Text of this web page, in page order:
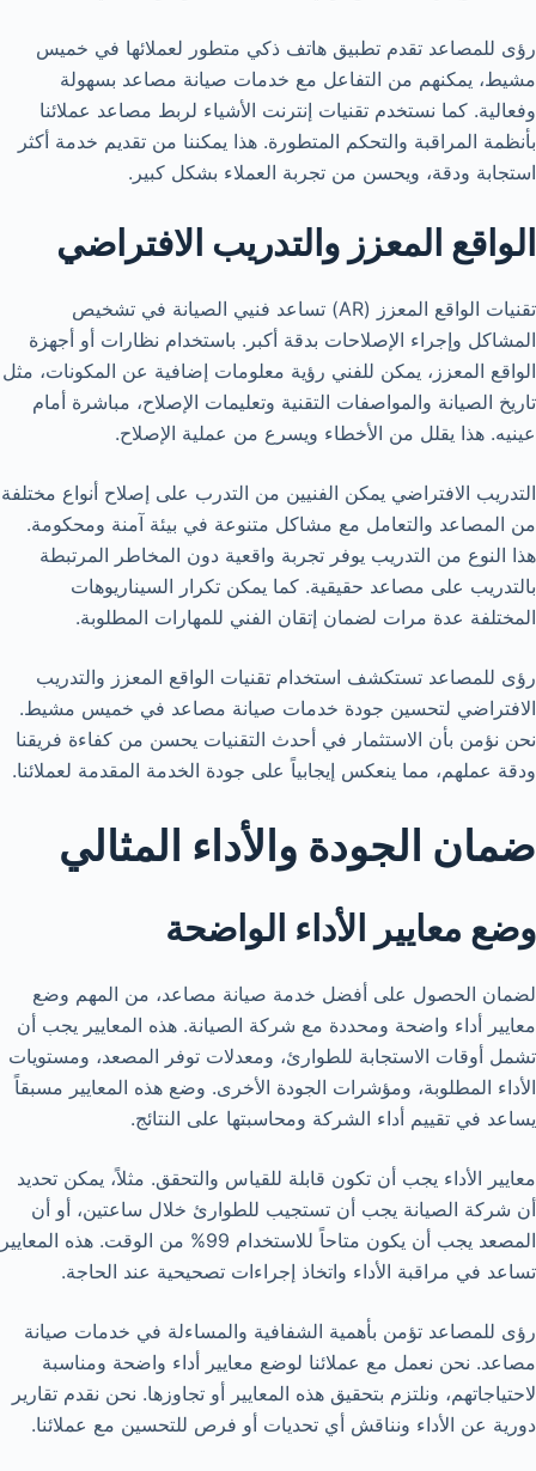
رؤى للمصاعد تقدم تطبيق هاتف ذكي متطور لعملائها في خميس
مشيط، يمكنهم من التفاعل مع خدمات صيانة مصاعد بسهولة
وفعالية. كما نستخدم تقنيات إنترنت الأشياء لربط مصاعد عملائنا
بأنظمة المراقبة والتحكم المتطورة. هذا يمكننا من تقديم خدمة أكثر
استجابة ودقة، ويحسن من تجربة العملاء بشكل كبير.
الواقع المعزز والتدريب الافتراضي
تقنيات الواقع المعزز (AR) تساعد فنيي الصيانة في تشخيص
المشاكل وإجراء الإصلاحات بدقة أكبر. باستخدام نظارات أو أجهزة
الواقع المعزز، يمكن للفني رؤية معلومات إضافية عن المكونات، مثل
تاريخ الصيانة والمواصفات التقنية وتعليمات الإصلاح، مباشرة أمام
عينيه. هذا يقلل من الأخطاء ويسرع من عملية الإصلاح.
التدريب الافتراضي يمكن الفنيين من التدرب على إصلاح أنواع مختلفة
من المصاعد والتعامل مع مشاكل متنوعة في بيئة آمنة ومحكومة.
هذا النوع من التدريب يوفر تجربة واقعية دون المخاطر المرتبطة
بالتدريب على مصاعد حقيقية. كما يمكن تكرار السيناريوهات
المختلفة عدة مرات لضمان إتقان الفني للمهارات المطلوبة.
رؤى للمصاعد تستكشف استخدام تقنيات الواقع المعزز والتدريب
الافتراضي لتحسين جودة خدمات صيانة مصاعد في خميس مشيط.
نحن نؤمن بأن الاستثمار في أحدث التقنيات يحسن من كفاءة فريقنا
ودقة عملهم، مما ينعكس إيجابياً على جودة الخدمة المقدمة لعملائنا.
ضمان الجودة والأداء المثالي
وضع معايير الأداء الواضحة
لضمان الحصول على أفضل خدمة صيانة مصاعد، من المهم وضع
معايير أداء واضحة ومحددة مع شركة الصيانة. هذه المعايير يجب أن
تشمل أوقات الاستجابة للطوارئ، ومعدلات توفر المصعد، ومستويات
الأداء المطلوبة، ومؤشرات الجودة الأخرى. وضع هذه المعايير مسبقاً
يساعد في تقييم أداء الشركة ومحاسبتها على النتائج.
معايير الأداء يجب أن تكون قابلة للقياس والتحقق. مثلاً، يمكن تحديد
أن شركة الصيانة يجب أن تستجيب للطوارئ خلال ساعتين، أو أن
المصعد يجب أن يكون متاحاً للاستخدام 99% من الوقت. هذه المعايير
تساعد في مراقبة الأداء واتخاذ إجراءات تصحيحية عند الحاجة.
رؤى للمصاعد تؤمن بأهمية الشفافية والمساءلة في خدمات صيانة
مصاعد. نحن نعمل مع عملائنا لوضع معايير أداء واضحة ومناسبة
لاحتياجاتهم، ونلتزم بتحقيق هذه المعايير أو تجاوزها. نحن نقدم تقارير
دورية عن الأداء ونناقش أي تحديات أو فرص للتحسين مع عملائنا.